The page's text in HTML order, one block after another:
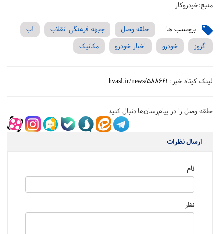
منبع:خودروکار
برچسب ها: حلقه وصل جبهه فرهنگی انقلاب
آب
اگزوز
خودرو اخبار خودرو مکانیک
لینک کوتاه خبر: hvasl.ir/news/588661
حلقه وصل را در پیام‌رسان‌ها دنبال کنید
ارسال نظرات
نام
نظر